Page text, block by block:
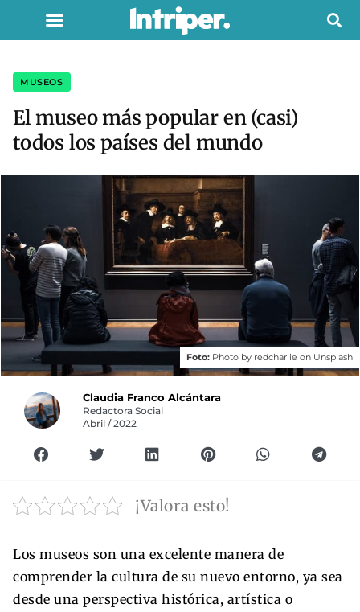
MUSEOS
El museo más popular en (casi)
todos los países del mundo
Foto: Photo by redcharlie on Unsplash
Claudia Franco Alcántara
Redactora Social
Abril / 2022
¡Valora esto!
Los museos son una excelente manera de
comprender la cultura de su nuevo entorno, ya sea
desde una perspectiva histórica, artística o